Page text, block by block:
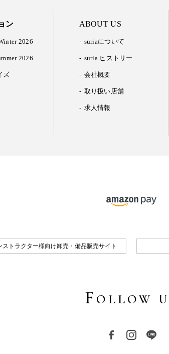
ン
2026
2026
ズ
ABOUT US
suriaについて
suria ヒストリー
会社概要
取り扱い店舗
求人情報
ストラクター様向け卸売・備品販売サイト
F OLLOW